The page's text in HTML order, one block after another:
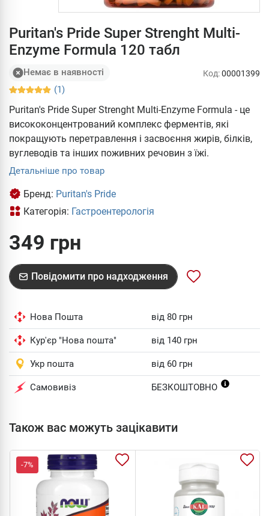
Puritan's Pride Super Strenght Multi-
Enzyme Formula 120 табл
Немає в наявності
(1)
Код:00001399
Puritan's Pride Super Strenght Multi-Enzyme Formula - це
висококонцентрований комплекс ферментів, які
покращують перетравлення і засвоєння жирів, білків,
вуглеводів та інших поживних речовин з їжі.
Детальніше про товар
Бренд: Puritan's Pride
Категорія: Гастроентерологія
349 грн
Повідомити про надходження
Нова Пошта від 80 грн
Кур'єр "Нова пошта" від 140 грн
Укр пошта від 60 грн
Самовивіз БЕЗКОШТОВНО
Також вас можуть зацікавити
-7%